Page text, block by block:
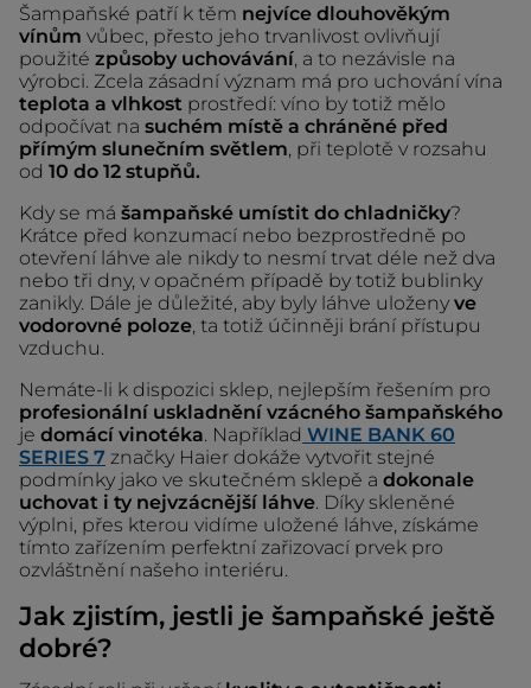
Šampaňské patří k těm nejvíce dlouhověkým
vínům vůbec, přesto jeho trvanlivost ovlivňují
použité způsoby uchovávání , a to nezávisle na
výrobci. Zcela zásadní význam má pro uchování vína
teplota a vlhkost prostředí: víno by totiž mělo
odpočívat na suchém místě a chráněné před
přímým slunečním světlem , při teplotě v rozsahu
od 10 do 12 stupňů.
Kdy se má šampaňské umístit do chladničky?
Krátce před konzumací nebo bezprostředně po
otevření láhve ale nikdy to nesmí trvat déle než dva
nebo tři dny, v opačném případě by totiž bublinky
zanikly. Dále je důležité, aby byly láhve uloženy ve
vodorovné poloze , ta totiž účinněji brání přístupu
vzduchu.
Nemáte-li k dispozici sklep, nejlepším řešením pro
profesionální uskladnění vzácného šampaňského
je domácí vinotéka. Například WINE BANK 60
SERIES 7 značky Haier dokáže vytvořit stejné
podmínky jako ve skutečném sklepě a dokonale
uchovat i ty nejvzácnější láhve. Díky skleněné
výplni, přes kterou vidíme uložené láhve, získáme
tímto zařízením perfektní zařizovací prvek pro
ozvláštnění našeho interiéru.
Jak zjistím, jestli je šampaňské ještě
dobré?